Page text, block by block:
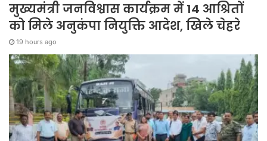
मुख्यमंत्री जनविश्वास कार्यक्रम में 14 आश्रितों
को मिले अनुकंपा नियुक्ति आदेश, खिले चेहरे
19 hours ago